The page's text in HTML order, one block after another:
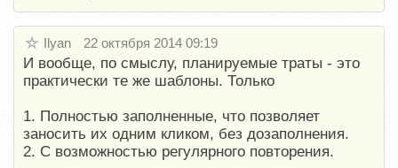
Ilyan 22 октября 2014 09:19
И вообще, по смыслу, планируемые траты - это
практически те же шаблоны. Только
1. Полностью заполненные, что позволяет
заносить их одним кликом, без дозаполнения.
2. С возможностью регулярного повторения.